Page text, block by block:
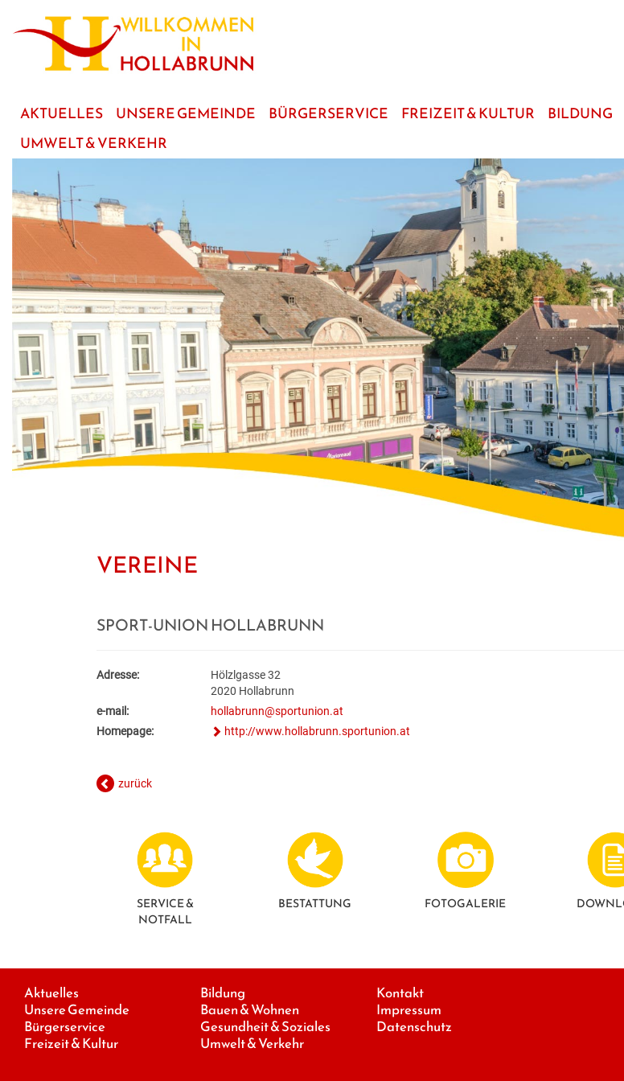
Hauptinhalt
AKTUELLES UNSERE GEMEINDE BÜRGERSERVICE FREIZEIT & KULTUR BILDUNG
UMWELT & VERKEHR
VEREINE
SPORT-UNION HOLLABRUNN
Adresse:
Hölzlgasse 32
2020 Hollabrunn
e-mail:
hollabrunn@sportunion.at
Homepage:
http://www.hollabrunn.sportunion.at
zurück
SERVICE &
NOTFALL
BESTATTUNG FOTO­GALERIE
Aktuelles
Unsere Gemeinde
Bürgerservice
Freizeit & Kultur
Bildung
Bauen & Wohnen
Gesundheit & Soziales
Umwelt & Verkehr
Kontakt
Impressum
Datenschutz